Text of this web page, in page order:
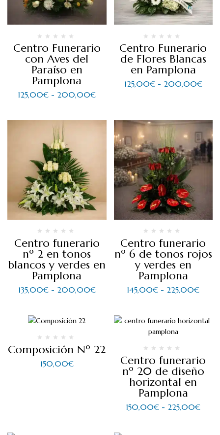
Centro Funerario
con Aves del
Paraíso en
Pamplona
125,00€ - 200,00€
Centro Funerario
de Flores Blancas
en Pamplona
125,00€ - 200,00€
Centro funerario
nº 2 en tonos
blancos y verdes en
Pamplona
135,00€ - 200,00€
Centro funerario
nº 6 de tonos rojos
y verdes en
Pamplona
145,00€ - 225,00€
Composición Nº 22
150,00€
Centro funerario
nº 20 de diseño
horizontal en
Pamplona
150,00€ - 225,00€